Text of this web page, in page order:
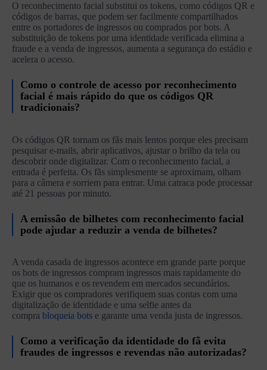
O reconhecimento facial substitui os tokens, como códigos QR e
códigos de barras, que podem ser facilmente compartilhados
entre os portadores de ingressos ou comprados por bots. A
substituição de tokens por uma identidade verificada elimina a
fraude e a venda de ingressos, aumenta a segurança do estádio e
acelera o acesso.
Como o controle de acesso por reconhecimento
facial é mais rápido do que os códigos QR
tradicionais?
Os códigos QR tornam os fãs mais lentos porque eles precisam
pesquisar e-mails, abrir aplicativos, ajustar o brilho da tela ou
descobrir onde digitalizar. Com o reconhecimento facial, a
entrada é perfeita. Os fãs simplesmente se aproximam, olham
para a câmera e sorriem para entrar. Uma catraca pode processar
até 21 pessoas por minuto.
A emissão de bilhetes com reconhecimento facial
pode ajudar a reduzir a venda de bilhetes?
A venda casada de ingressos acontece em grande parte porque
os bots de ingressos compram ingressos mais rapidamente do
que os humanos e os revendem em mercados secundários.
Exigir que os compradores verifiquem suas contas com uma
digitalização de identidade e uma selfie antes da
compra bloqueia bots e garante uma venda justa de ingressos.
Como a verificação da identidade do fã evita
fraudes de ingressos e revendas não autorizadas?